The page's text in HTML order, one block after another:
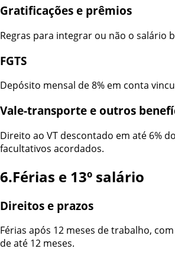
Gratificações e prêmios
Regras para integrar ou não o salário
FGTS
Depósito mensal de 8% em conta
Vale-transporte e outros
Direito ao VT descontado em até 6%
facultativos acordados.
6.Férias e 13º salário
Direitos e prazos
Férias após 12 meses de trabalho,
de até 12 meses.